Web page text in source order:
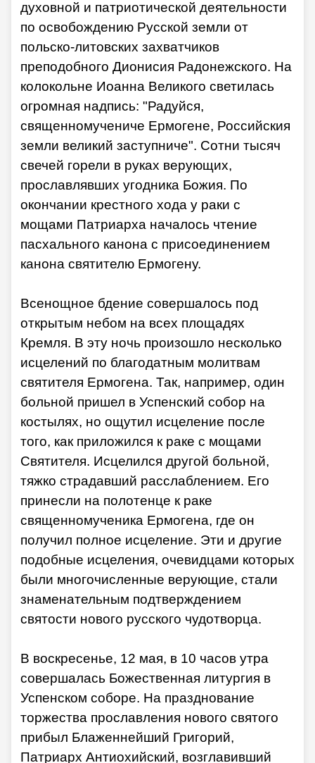
духовной и патриотической деятельности
по освобождению Русской земли от
польско-литовских захватчиков
преподобного Дионисия Радонежского. На
колокольне Иоанна Великого светилась
огромная надпись: "Радуйся,
священномучениче Ермогене, Российския
земли великий заступниче". Сотни тысяч
свечей горели в руках верующих,
прославлявших угодника Божия. По
окончании крестного хода у раки с
мощами Патриарха началось чтение
пасхального канона с присоединением
канона святителю Ермогену.
Всенощное бдение совершалось под
открытым небом на всех площадях
Кремля. В эту ночь произошло несколько
исцелений по благодатным молитвам
святителя Ермогена. Так, например, один
больной пришел в Успенский собор на
костылях, но ощутил исцеление после
того, как приложился к раке с мощами
Святителя. Исцелился другой больной,
тяжко страдавший расслаблением. Его
принесли на полотенце к раке
священномученика Ермогена, где он
получил полное исцеление. Эти и другие
подобные исцеления, очевидцами которых
были многочисленные верующие, стали
знаменательным подтверждением
святости нового русского чудотворца.
В воскресенье, 12 мая, в 10 часов утра
совершалась Божественная литургия в
Успенском соборе. На празднование
торжества прославления нового святого
прибыл Блаженнейший Григорий,
Патриарх Антиохийский, возглавивший